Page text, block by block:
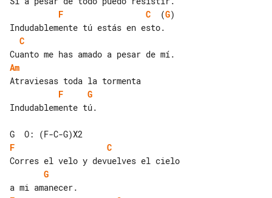
F
C
  (
G)
C
Am
F
G
Indudablemente tú.
F
C
G